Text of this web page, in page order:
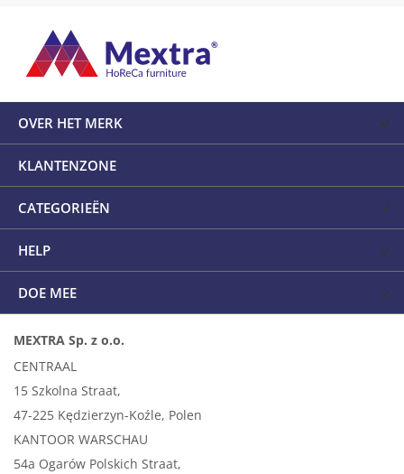
OVER HET MERK
KLANTENZONE
CATEGORIEËN
HELP
DOE MEE
MEXTRA Sp. z o.o.
CENTRAAL
15 Szkolna Straat,
47-225 Kędzierzyn-Koźle, Polen
KANTOOR WARSCHAU
54a Ogarów Polskich Straat,